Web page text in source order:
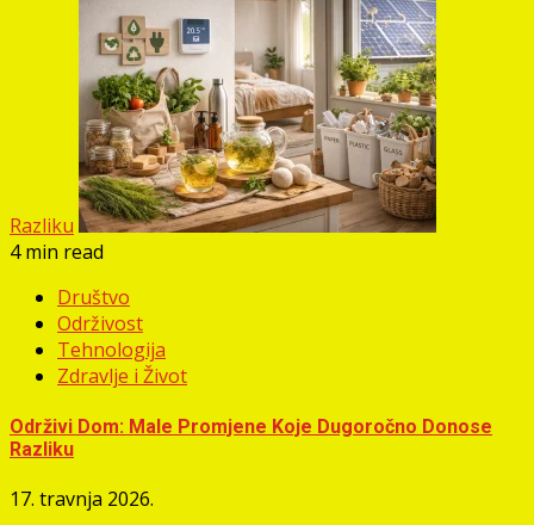
Razliku
4 min read
Društvo
Održivost
Tehnologija
Zdravlje i Život
Održivi Dom: Male Promjene Koje Dugoročno Donose
Razliku
17. travnja 2026.